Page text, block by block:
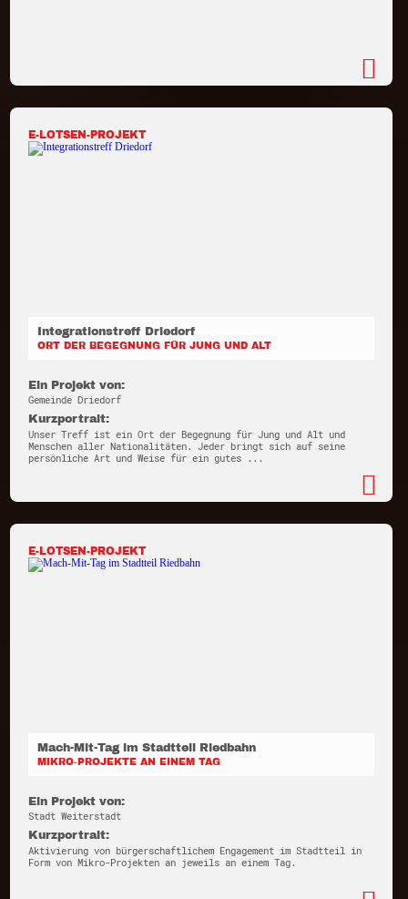
E-LOTSEN-PROJEKT
Integrationstreff Driedorf
ORT DER BEGEGNUNG FÜR JUNG UND ALT
Ein Projekt von:
Gemeinde Driedorf
Kurzportrait:
Unser Treff ist ein Ort der Begegnung für Jung und Alt und
Menschen aller Nationalitäten. Jeder bringt sich auf seine
persönliche Art und Weise für ein gutes ...
E-LOTSEN-PROJEKT
Mach-Mit-Tag im Stadtteil Riedbahn
MIKRO-PROJEKTE AN EINEM TAG
Ein Projekt von:
Stadt Weiterstadt
Kurzportrait:
Aktivierung von bürgerschaftlichem Engagement im Stadtteil in
Form von Mikro-Projekten an jeweils an einem Tag.